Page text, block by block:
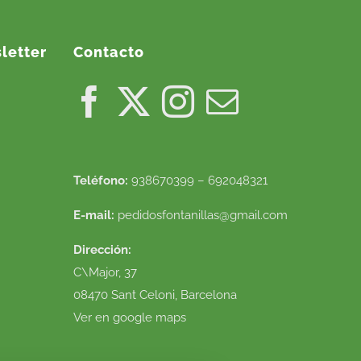
Contacto
Teléfono: 938670399 – 692048321
E-mail: pedidosfontanillas@gmail.com
Dirección:
C\Major, 37
08470 Sant Celoni, Barcelona
Ver en google maps